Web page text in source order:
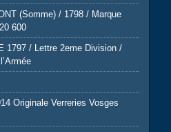
(Somme) / 1798 / Marque
600
1797 / Lettre 2eme Division /
Originale Verreries Vosges